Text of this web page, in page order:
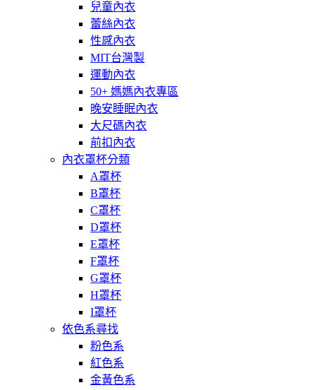
兒童內衣
蕾絲內衣
性感內衣
MIT台灣製
運動內衣
50+ 媽媽內衣專區
晚安睡眠內衣
大尺碼內衣
前扣內衣
內衣罩杯分類
A罩杯
B罩杯
C罩杯
D罩杯
E罩杯
F罩杯
G罩杯
H罩杯
I罩杯
依色系尋找
粉色系
紅色系
金黃色系